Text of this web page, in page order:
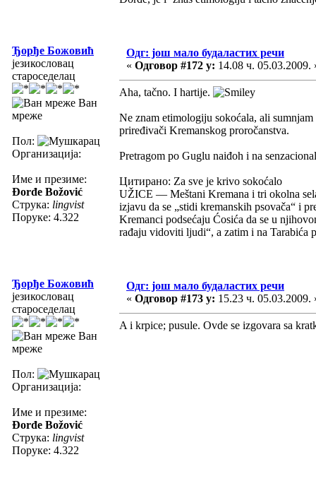
Ђорђе Божовић
језикословац
староседелац
Ван
мреже
Пол:
Организација:
Име и презиме:
Đorđe Božović
Струка: lingvist
Поруке: 4.322
Одг: још мало будаластих речи
« Одговор #172 у: 14.08 ч. 05.03.2009.
Aha, tačno. I hartije.
Ne znam etimologiju sokoćala, ali
priređivači Kremanskog proročanstva.
Pretragom po Guglu naiđoh i na
Цитирано: Za sve je krivo sokoćalo
UŽICE — Meštani Kremana i tri okolna
izjavu da se „stidi kremanskih psovača“ i
Kremanci podsećaju Ćosića da se u
rađaju vidoviti ljudi“, a zatim i na Tarabića
Ђорђе Божовић
језикословац
староседелац
Ван
мреже
Пол:
Организација:
Име и презиме:
Đorđe Božović
Струка: lingvist
Поруке: 4.322
Одг: још мало будаластих речи
« Одговор #173 у: 15.23 ч. 05.03.2009.
A i krpice; pusule. Ovde se izgovara sa